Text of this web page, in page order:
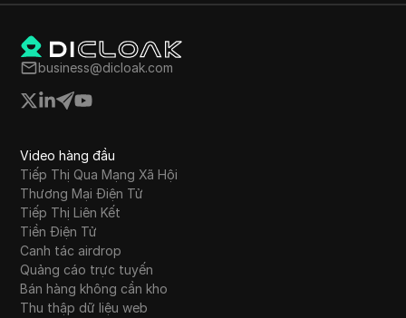
business@dicloak.com
Video hàng đầu
Tiếp Thị Qua Mạng Xã Hội
Thương Mại Điện Tử
Tiếp Thị Liên Kết
Tiền Điện Tử
Canh tác airdrop
Quảng cáo trực tuyến
Bán hàng không cần kho
Thu thập dữ liệu web